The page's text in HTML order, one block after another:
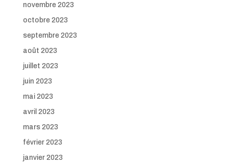
novembre 2023
octobre 2023
septembre 2023
août 2023
juillet 2023
juin 2023
mai 2023
avril 2023
mars 2023
février 2023
janvier 2023